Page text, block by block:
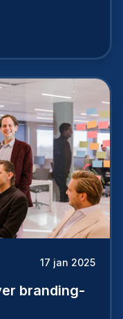
17 jan 2025
branding-